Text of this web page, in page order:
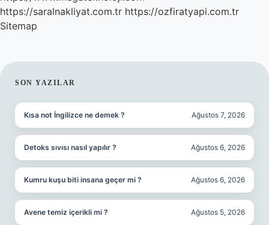
https://saralnakliyat.com.tr https://ozfiratyapi.com.tr
Sitemap
SIDEBAR
SON YAZILAR
Kısa not İngilizce ne demek ? Ağustos 7, 2026
Detoks sıvısı nasıl yapılır ? Ağustos 6, 2026
Kumru kuşu biti insana geçer mi ? Ağustos 6, 2026
Avene temiz içerikli mi ? Ağustos 5, 2026